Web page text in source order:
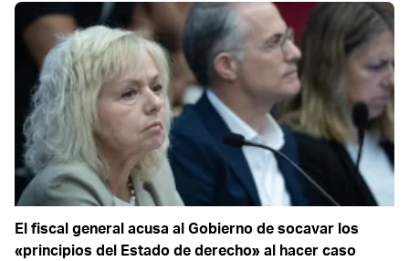
El fiscal general acusa al Gobierno de socavar los
«principios del Estado de derecho» al hacer caso